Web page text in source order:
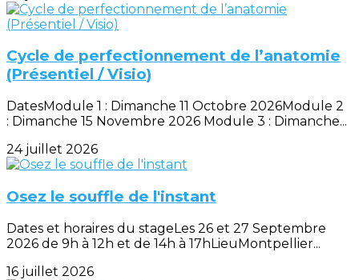
Cycle de perfectionnement de l’anatomie
(Présentiel / Visio)
DatesModule 1 : Dimanche 11 Octobre 2026Module 2
: Dimanche 15 Novembre 2026 Module 3 : Dimanche...
24 juillet 2026
Osez le souffle de l'instant
Dates et horaires du stageLes 26 et 27 Septembre
2026 de 9h à 12h et de 14h à 17hLieuMontpellier...
16 juillet 2026